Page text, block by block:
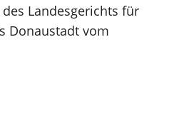
Landesgerichts für
Donaustadt vom